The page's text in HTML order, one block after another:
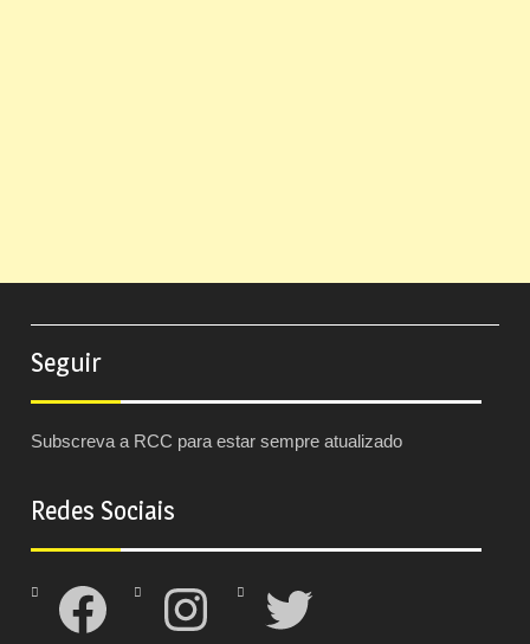
Seguir
Subscreva a RCC para estar sempre atualizado
Redes Sociais
Facebook Instagram Twitter